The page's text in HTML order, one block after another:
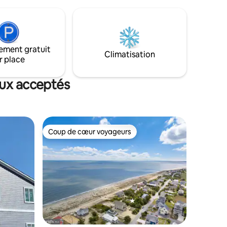
le
et
!
moins de six pieds quatre pouces.
Profitez du grand balcon privé pour
prendre un café ou des cocktails.
Chambre principale avec salle de bain
queen size, troisième chambre avec
deux lits jumeaux.
gratuit
place
Climatisation
acceptés
Coup de cœur voyageurs
Coup de cœur voyageurs